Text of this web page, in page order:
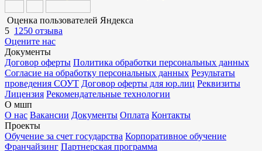
Оценка пользователей Яндекса
5 1250 отзыва
Оцените нас
Документы
Договор оферты Политика обработки персональных данных
Согласие на обработку персональных данных Результаты
проведения СОУТ Договор оферты для юр.лиц Реквизиты
Лицензия Рекомендательные технологии
О мшп
О нас Вакансии Документы Оплата Контакты
Проекты
Обучение за счет государства Корпоративное обучение
Франчайзинг Партнерская программа